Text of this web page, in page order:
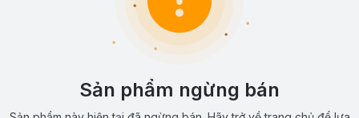
Sản phẩm ngừng bán